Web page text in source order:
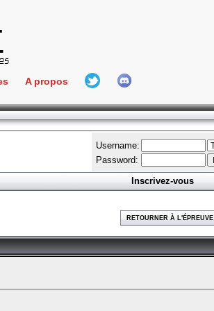
Connect
A propos
L'équipe
Hall Of Fame
Username:
Password:
Inscrivez-vous
RETOURNER À L'ÉPREUVE